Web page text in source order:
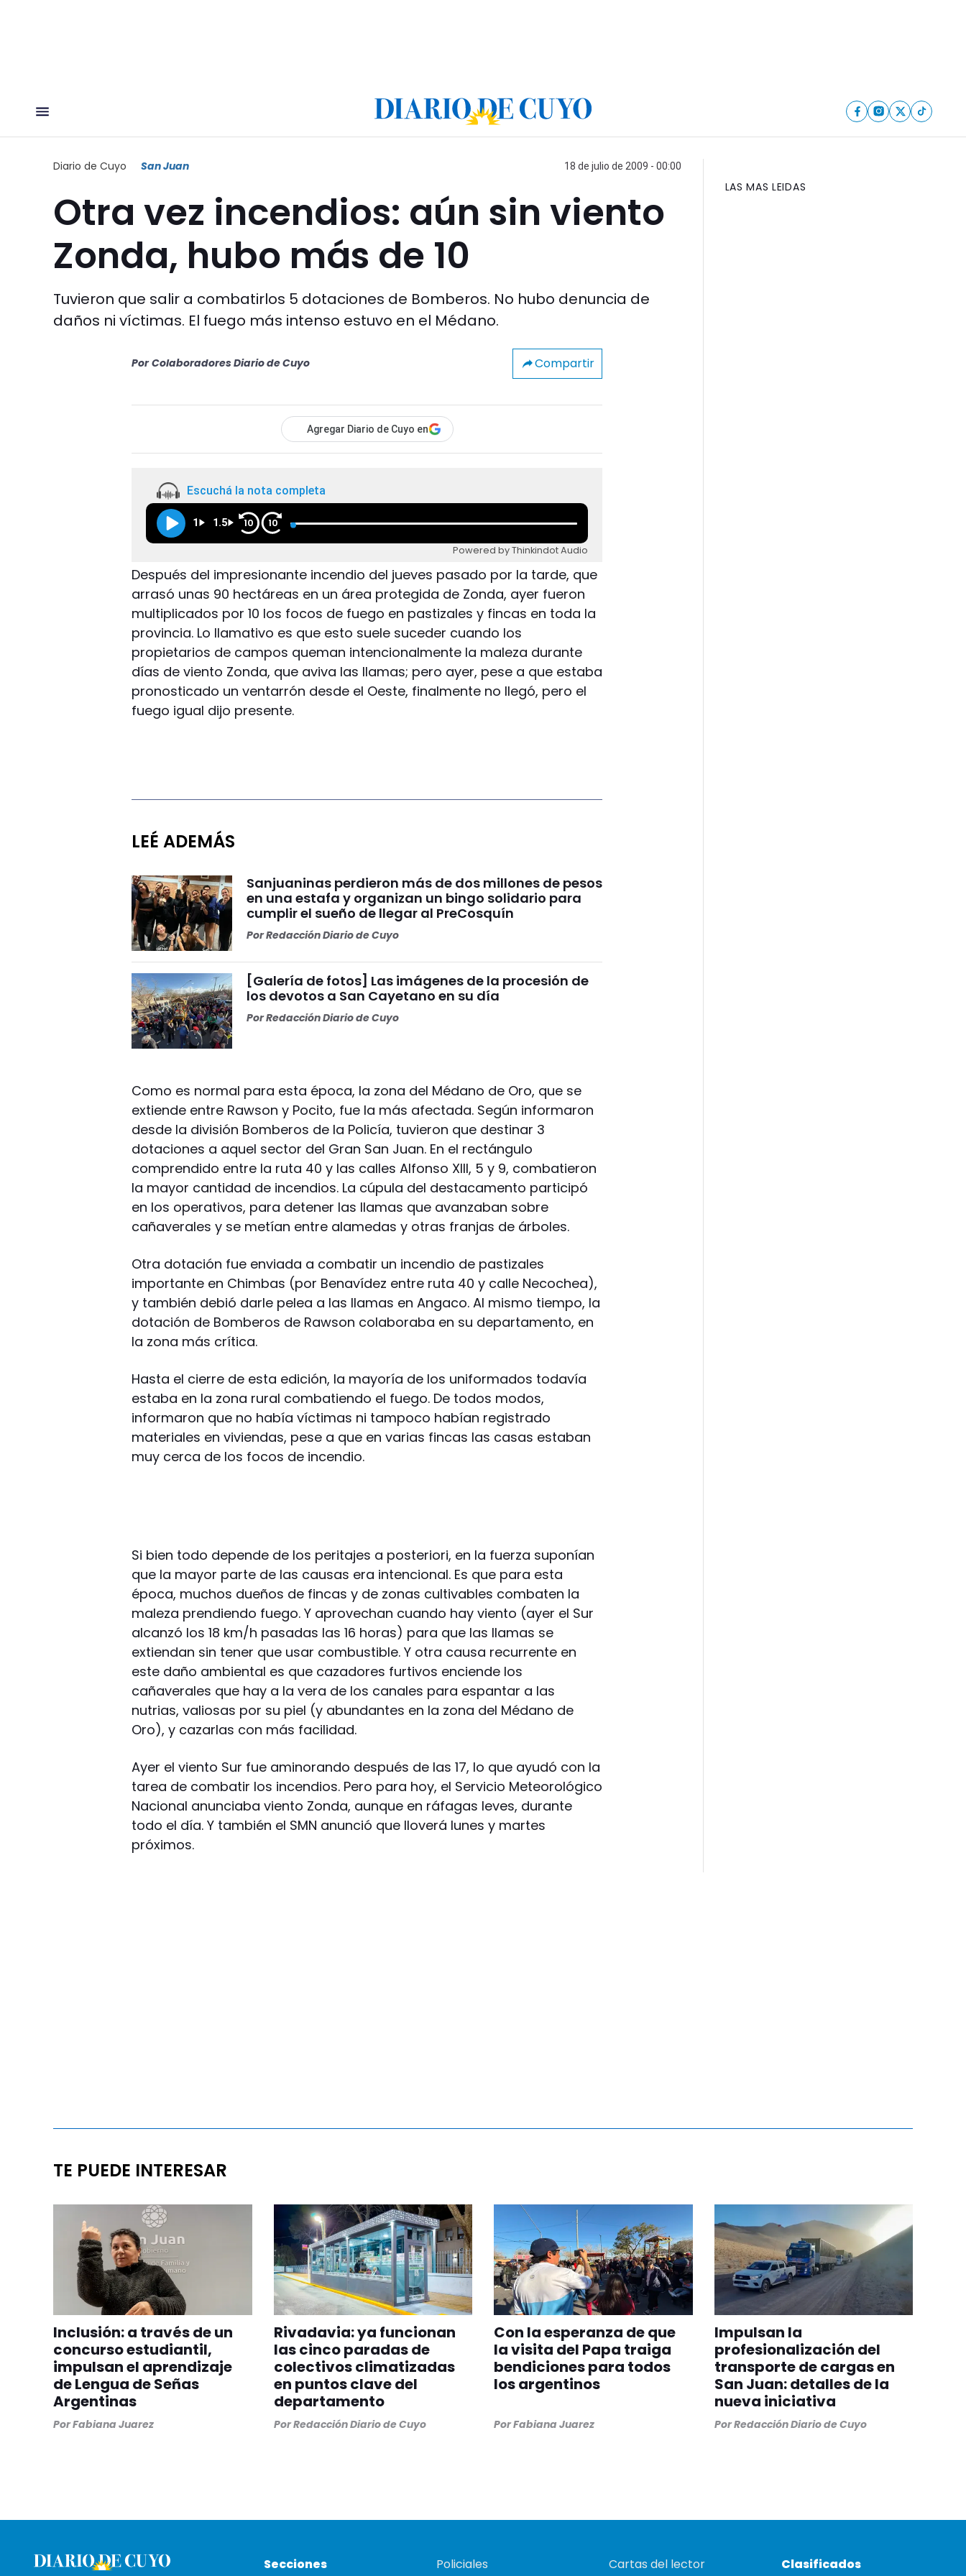
Diario de Cuyo San Juan 18 de julio de 2009 - 00:00
Otra vez incendios: aún sin viento
Zonda, hubo más de 10
Tuvieron que salir a combatirlos 5 dotaciones de Bomberos. No hubo denuncia de
daños ni víctimas. El fuego más intenso estuvo en el Médano.
Por Colaboradores Diario de Cuyo Compartir
Agregar Diario de Cuyo en
Escuchá la nota completa
1 1.5 10 10
Powered by Thinkindot Audio
Después del impresionante incendio del jueves pasado por la tarde, que
arrasó unas 90 hectáreas en un área protegida de Zonda, ayer fueron
multiplicados por 10 los focos de fuego en pastizales y fincas en toda la
provincia. Lo llamativo es que esto suele suceder cuando los
propietarios de campos queman intencionalmente la maleza durante
días de viento Zonda, que aviva las llamas; pero ayer, pese a que estaba
pronosticado un ventarrón desde el Oeste, finalmente no llegó, pero el
fuego igual dijo presente.
LEÉ ADEMÁS
Sanjuaninas perdieron más de dos millones de pesos
en una estafa y organizan un bingo solidario para
cumplir el sueño de llegar al PreCosquín
PorRedacción Diario de Cuyo
[Galería de fotos] Las imágenes de la procesión de
los devotos a San Cayetano en su día
PorRedacción Diario de Cuyo
Como es normal para esta época, la zona del Médano de Oro, que se
extiende entre Rawson y Pocito, fue la más afectada. Según informaron
desde la división Bomberos de la Policía, tuvieron que destinar 3
dotaciones a aquel sector del Gran San Juan. En el rectángulo
comprendido entre la ruta 40 y las calles Alfonso XIII, 5 y 9, combatieron
la mayor cantidad de incendios. La cúpula del destacamento participó
en los operativos, para detener las llamas que avanzaban sobre
cañaverales y se metían entre alamedas y otras franjas de árboles.
Otra dotación fue enviada a combatir un incendio de pastizales
importante en Chimbas (por Benavídez entre ruta 40 y calle Necochea),
y también debió darle pelea a las llamas en Angaco. Al mismo tiempo, la
dotación de Bomberos de Rawson colaboraba en su departamento, en
la zona más crítica.
Hasta el cierre de esta edición, la mayoría de los uniformados todavía
estaba en la zona rural combatiendo el fuego. De todos modos,
informaron que no había víctimas ni tampoco habían registrado
materiales en viviendas, pese a que en varias fincas las casas estaban
muy cerca de los focos de incendio.
Si bien todo depende de los peritajes a posteriori, en la fuerza suponían
que la mayor parte de las causas era intencional. Es que para esta
época, muchos dueños de fincas y de zonas cultivables combaten la
maleza prendiendo fuego. Y aprovechan cuando hay viento (ayer el Sur
alcanzó los 18 km/h pasadas las 16 horas) para que las llamas se
extiendan sin tener que usar combustible. Y otra causa recurrente en
este daño ambiental es que cazadores furtivos enciende los
cañaverales que hay a la vera de los canales para espantar a las
nutrias, valiosas por su piel (y abundantes en la zona del Médano de
Oro), y cazarlas con más facilidad.
Ayer el viento Sur fue aminorando después de las 17, lo que ayudó con la
tarea de combatir los incendios. Pero para hoy, el Servicio Meteorológico
Nacional anunciaba viento Zonda, aunque en ráfagas leves, durante
todo el día. Y también el SMN anunció que lloverá lunes y martes
próximos.
LAS MAS LEIDAS
TE PUEDE INTERESAR
Inclusión: a través de un
concurso estudiantil,
impulsan el aprendizaje
de Lengua de Señas
Argentinas
PorFabiana Juarez
Rivadavia: ya funcionan
las cinco paradas de
colectivos climatizadas
en puntos clave del
departamento
PorRedacción Diario de Cuyo
Con la esperanza de que
la visita del Papa traiga
bendiciones para todos
los argentinos
PorFabiana Juarez
Impulsan la
profesionalización del
transporte de cargas en
San Juan: detalles de la
nueva iniciativa
PorRedacción Diario de Cuyo
Secciones Policiales Cartas del lector Clasificados